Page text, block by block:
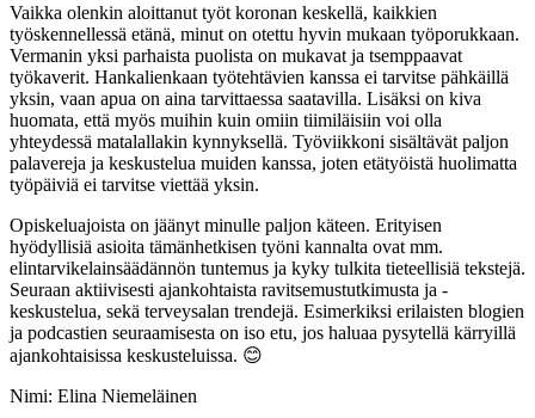
Vaikka olenkin aloittanut työt koronan keskellä, kaikkien
työskennellessä etänä, minut on otettu hyvin mukaan työporukkaan.
Vermanin yksi parhaista puolista on mukavat ja tsemppaavat
työkaverit. Hankalienkaan työtehtävien kanssa ei tarvitse pähkäillä
yksin, vaan apua on aina tarvittaessa saatavilla. Lisäksi on kiva
huomata, että myös muihin kuin omiin tiimiläisiin voi olla
yhteydessä matalallakin kynnyksellä. Työviikkoni sisältävät paljon
palavereja ja keskustelua muiden kanssa, joten etätyöistä huolimatta
työpäiviä ei tarvitse viettää yksin.
Opiskeluajoista on jäänyt minulle paljon käteen. Erityisen
hyödyllisiä asioita tämänhetkisen työni kannalta ovat mm.
elintarvikelainsäädännön tuntemus ja kyky tulkita tieteellisiä tekstejä.
Seuraan aktiivisesti ajankohtaista ravitsemustutkimusta ja -
keskustelua, sekä terveysalan trendejä. Esimerkiksi erilaisten blogien
ja podcastien seuraamisesta on iso etu, jos haluaa pysytellä kärryillä
ajankohtaisissa keskusteluissa. 😊
Nimi: Elina Niemeläinen